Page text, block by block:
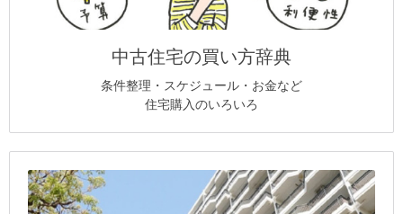
中古住宅の買い方辞典
条件整理・スケジュール・お金など
住宅購入のいろいろ